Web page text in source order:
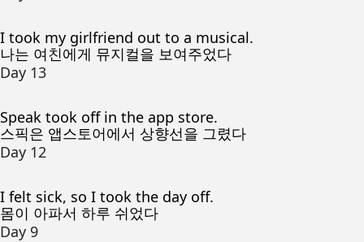
I took my girlfriend out to a musical.
나는 여친에게 뮤지컬을 보여주었다
Day 13
Speak took off in the app store.
스픽은 앱스토어에서 상향선을 그렸다
Day 12
I felt sick, so I took the day off.
몸이 아파서 하루 쉬었다
Day 9